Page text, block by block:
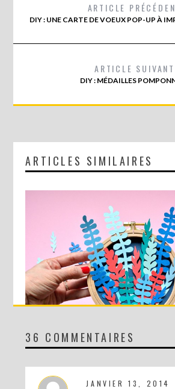
ARTICLE
DIY : UNE CARTE DE VOEUX POP-UP À
ARTICLE SUIVANT
DIY : MÉDAILLES
ARTICLES SIMILAIRES
DIY MA FORÊT DE PAPIER
36 COMMENTAIRES
JANVIER 13, 2014